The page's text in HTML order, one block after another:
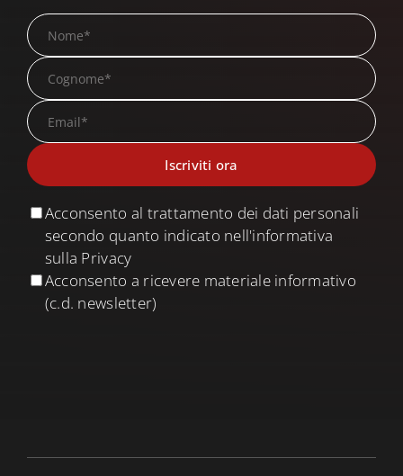
Acconsento al trattamento dei dati personali
secondo quanto indicato nell'informativa
sulla Privacy
Acconsento a ricevere materiale informativo
(c.d. newsletter)